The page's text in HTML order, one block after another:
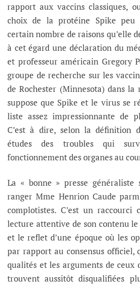
rapport aux vaccins classiques,
choix de la protéine Spike
certain nombre de raisons qu’elle
à cet égard une déclaration du
et professeur américain Gregory
groupe de recherche sur les
de Rochester (Minnesota) dans la
suppose que Spike et le virus se
liste assez impressionnante de
C’est à dire, selon la définition
études des troubles qui
fonctionnement des organes au
La « bonne » presse généraliste
ranger Mme Henrion Caude
complotistes. C’est un raccourci
lecture attentive de son contenu
et le reflet d’une époque où les
par rapport au consensus officiel,
qualités et les arguments de ceux
trouvent aussitôt disqualifiées